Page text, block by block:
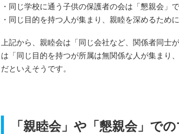
・同じ学校に通う子供の保護者の会は「懇親会」
・同じ目的を持つ人が集まり、親睦を深めるため
上記から、親睦会は「同じ会社など、関係者同士
は「同じ目的を持つが所属は無関係な人が集まり
だといえそうです。
「親睦会」や「懇親会」で